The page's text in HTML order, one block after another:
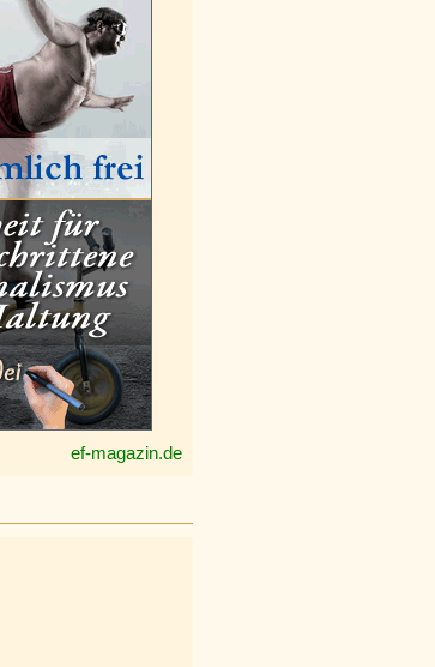
ef-magazin.de